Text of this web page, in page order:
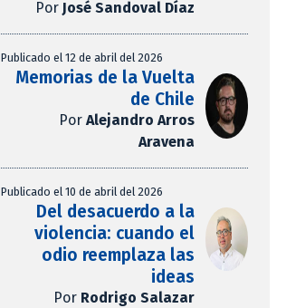
Por José Sandoval Díaz
Publicado el 12 de abril del 2026
Memorias de la Vuelta
de Chile
Por Alejandro Arros
Aravena
Publicado el 10 de abril del 2026
Del desacuerdo a la
violencia: cuando el
odio reemplaza las
ideas
Por Rodrigo Salazar